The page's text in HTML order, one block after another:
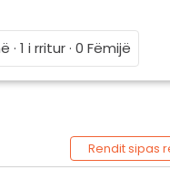
· 1 i rritur · 0 Fëmijë